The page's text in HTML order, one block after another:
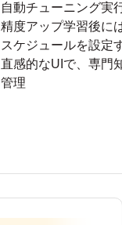
自動チューニング実
精度アップ学習後に
スケジュールを設定
直感的なUIで、専門
管理